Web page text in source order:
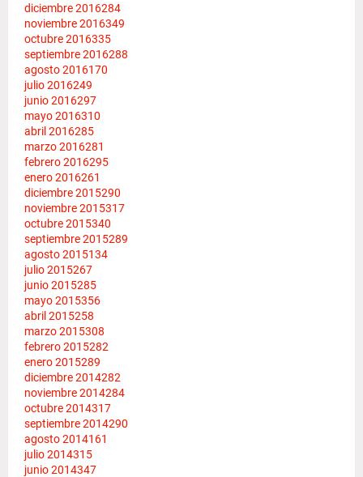
diciembre 2016284
noviembre 2016349
octubre 2016335
septiembre 2016288
agosto 2016170
julio 2016249
junio 2016297
mayo 2016310
abril 2016285
marzo 2016281
febrero 2016295
enero 2016261
diciembre 2015290
noviembre 2015317
octubre 2015340
septiembre 2015289
agosto 2015134
julio 2015267
junio 2015285
mayo 2015356
abril 2015258
marzo 2015308
febrero 2015282
enero 2015289
diciembre 2014282
noviembre 2014284
octubre 2014317
septiembre 2014290
agosto 2014161
julio 2014315
junio 2014347